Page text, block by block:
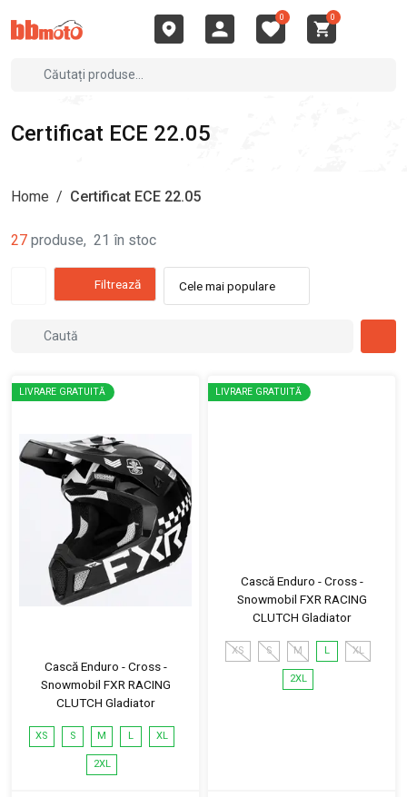
0 0
Certificat ECE 22.05
Home / Certificat ECE 22.05
27 produse, 21 în stoc
Filtrează Cele mai populare
LIVRARE GRATUITĂ
Cască Enduro - Cross -
Snowmobil FXR RACING
CLUTCH Gladiator
XS S M L XL
2XL
LIVRARE GRATUITĂ
Cască Enduro - Cross -
Snowmobil FXR RACING
CLUTCH Gladiator
XS S M L XL
2XL